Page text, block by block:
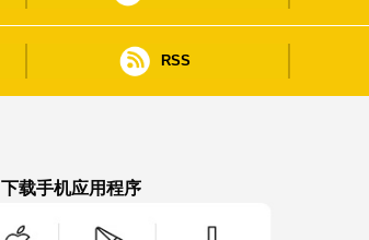
RSS
下载手机应用程序